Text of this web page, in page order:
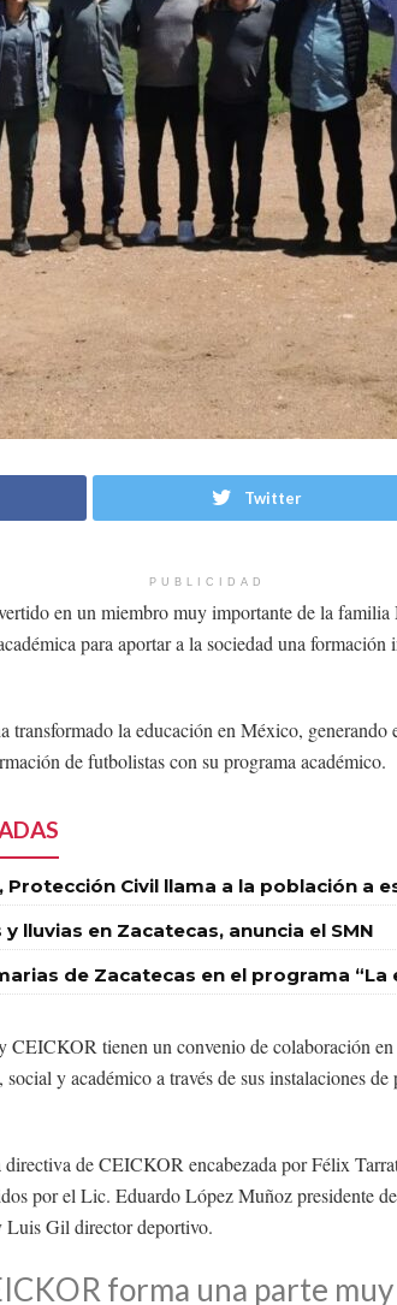
Twitter
PUBLICIDAD
en un miembro muy importante de la
para aportar a la sociedad una formación
transformado la educación en México,
de futbolistas con su programa académico.
Civil llama a la población a
lluvias en Zacatecas, anuncia el SMN
de Zacatecas en el programa “La
tienen un convenio de colaboración en
y académico a través de sus instalaciones
directiva de CEICKOR encabezada por Félix
por el Lic. Eduardo López Muñoz presidente
Luis Gil director deportivo.
forma una parte